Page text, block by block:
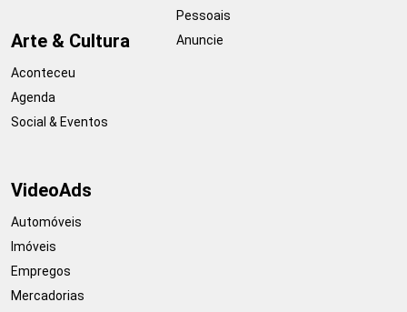
Arte & Cultura
Aconteceu
Agenda
Social & Eventos
Pessoais
Anuncie
VideoAds
Automóveis
Imóveis
Empregos
Mercadorias